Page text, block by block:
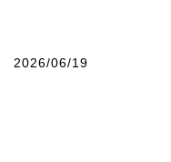
2026/06/19